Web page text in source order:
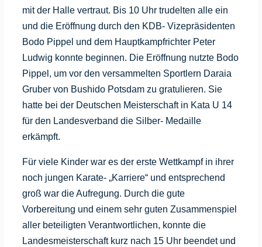
mit der Halle vertraut. Bis 10 Uhr trudelten alle ein
und die Eröffnung durch den KDB- Vizepräsidenten
Bodo Pippel und dem Hauptkampfrichter Peter
Ludwig konnte beginnen. Die Eröffnung nutzte Bodo
Pippel, um vor den versammelten Sportlern Daraia
Gruber von Bushido Potsdam zu gratulieren. Sie
hatte bei der Deutschen Meisterschaft in Kata U 14
für den Landesverband die Silber- Medaille
erkämpft.
Für viele Kinder war es der erste Wettkampf in ihrer
noch jungen Karate- „Karriere“ und entsprechend
groß war die Aufregung. Durch die gute
Vorbereitung und einem sehr guten Zusammenspiel
aller beteiligten Verantwortlichen, konnte die
Landesmeisterschaft kurz nach 15 Uhr beendet und